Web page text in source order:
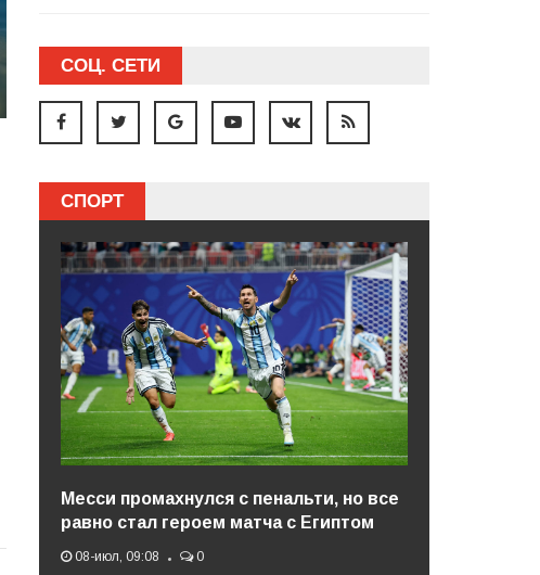
СОЦ. СЕТИ
СПОРТ
Месси промахнулся с пенальти, но все
равно стал героем матча с Египтом
08-июл, 09:08 0